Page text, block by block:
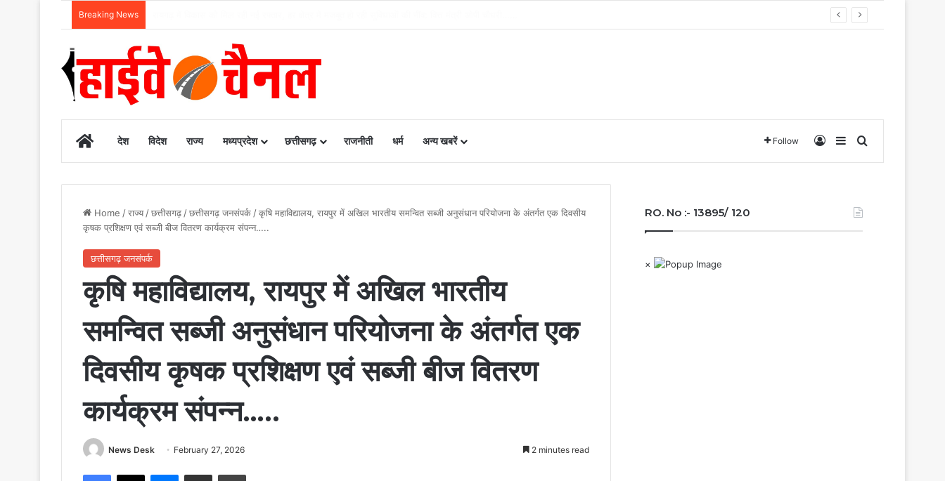
Breaking News
Homeदेश विदेश राज्य मध्यप्रदेश छत्तीसगढ़ राजनीती धर्म अन्य खबरें Follow Log InSidebar
Home /राज्य /छत्तीसगढ़ /छत्तीसगढ़ जनसंपर्क /कृषि महाविद्यालय, रायपुर में अखिल भारतीय समन्वित सब्जी अनुसंधान परियोजना के अंतर्गत एक दिवसीय
कृषक प्रशिक्षण एवं सब्जी बीज वितरण कार्यक्रम संपन्न…..
छत्तीसगढ़ जनसंपर्क
कृषि महाविद्यालय, रायपुर में अखिल भारतीय
समन्वित सब्जी अनुसंधान परियोजना के अंतर्गत एक
दिवसीय कृषक प्रशिक्षण एवं सब्जी बीज वितरण
कार्यक्रम संपन्न…..
News Desk February 27, 2026 2 minutes read
Facebook
X Messenger
Share via Email Print
RO. No :- 13895/ 120
×